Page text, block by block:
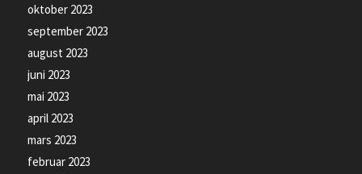
oktober 2023
september 2023
august 2023
juni 2023
mai 2023
april 2023
mars 2023
februar 2023